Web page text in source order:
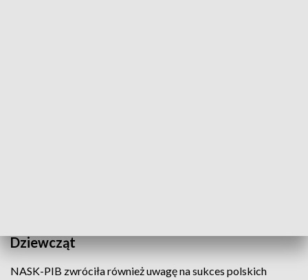
Dziewcząt
NASK-PIB zwróciła również uwagę na sukces polskich